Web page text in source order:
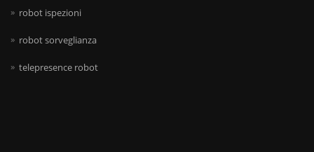
robot ispezioni
robot sorveglianza
telepresence robot